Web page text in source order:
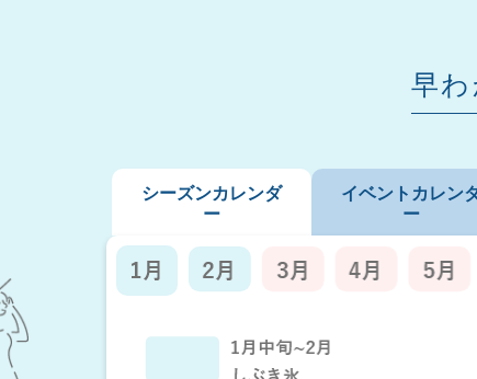
早
シーズンカレンダ
ー
イベントカレン
ー